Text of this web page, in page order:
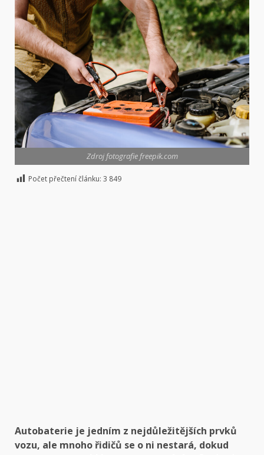
Zdroj fotografie freepik.com
Počet přečtení článku: 3 849
Autobaterie je jedním z nejdůležitějších prvků
vozu, ale mnoho řidičů se o ni nestará, dokud